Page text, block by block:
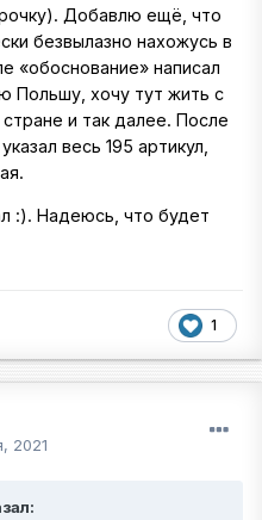
Добавлю ещё, что
безвылазно нахожусь в
«обоснование» написал
Польшу, хочу тут жить с
и так далее. После
весь 195 артикул,
:). Надеюсь, что будет
1
2021